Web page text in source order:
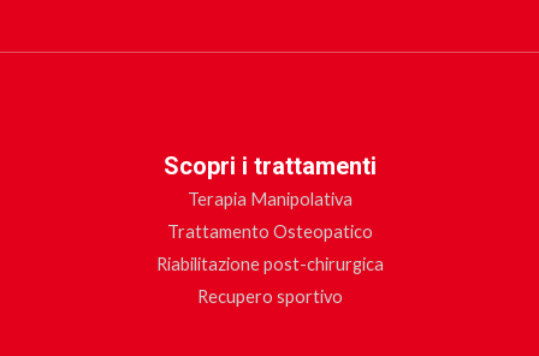
Scopri i trattamenti
Terapia Manipolativa
Trattamento Osteopatico
Riabilitazione post-chirurgica
Recupero sportivo